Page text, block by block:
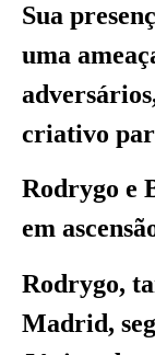
Sua
uma
criativo
Rodrygo e
em
Rodrygo,
Madrid,